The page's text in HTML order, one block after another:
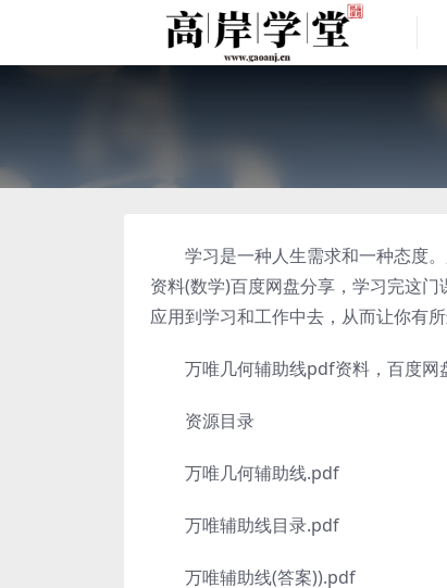
学习是一种人生需求和一种态度。
资料(数学)百度网盘分享，学习完这
应用到学习和工作中去，从而让你有
万唯几何辅助线pdf资料，百度网
资源目录
万唯几何辅助线.pdf
万唯辅助线目录.pdf
万唯辅助线(答案)).pdf